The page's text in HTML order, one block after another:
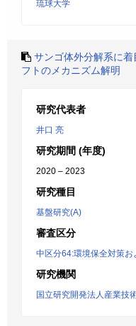
琉球大学
サンゴ体外分解系に
フトのメカニズム解明
研究代表者
井口 亮
研究期間 (年度)
2020 – 2023
研究種目
基盤研究(A)
審査区分
中区分64:環境保全対策
研究機関
国立研究開発法人産業技